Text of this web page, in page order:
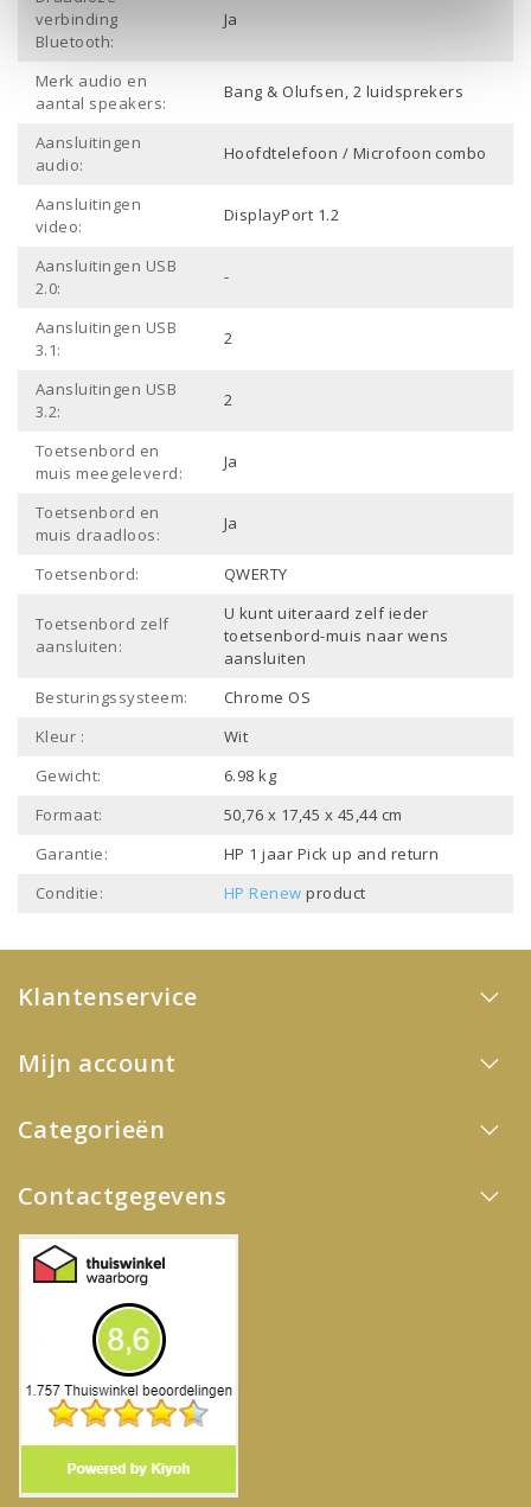
verbinding
Bluetooth:
Ja
Merk audio en
aantal speakers:
Bang & Olufsen, 2 luidsprekers
Aansluitingen
audio:
Hoofdtelefoon / Microfoon combo
Aansluitingen
video:
DisplayPort 1.2
Aansluitingen USB
2.0:
-
Aansluitingen USB
3.1:
2
Aansluitingen USB
3.2:
2
Toetsenbord en
muis meegeleverd:
Ja
Toetsenbord en
muis draadloos:
Ja
Toetsenbord: QWERTY
Toetsenbord zelf
aansluiten:
U kunt uiteraard zelf ieder
toetsenbord-muis naar wens
aansluiten
Besturingssysteem:
Chrome OS
Kleur :
Wit
Gewicht:
6.98 kg
Formaat:
50,76 x 17,45 x 45,44 cm
Garantie:
HP 1 jaar Pick up and return
Conditie:
HP Renew product
Klantenservice
Mijn account
Categorieën
Contactgegevens